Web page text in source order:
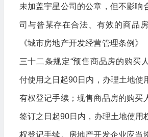
未加盖宇星公司的公章，但不影响
司与昝某存在合法、有效的商品
《城市房地产开发经营管理条例》
三十二条规定“预售商品房的购买
付使用之日起90日内，办理土地使
有权登记手续；现售商品房的购买
签订之日起90日内，办理土地使用
权登记手续。房地产开发企业应当